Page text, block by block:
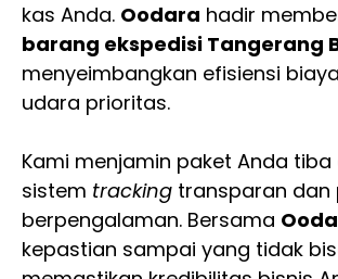
kas Anda. Oodara hadir
barang ekspedisi Tangerang
menyeimbangkan efisiensi
udara prioritas.
Kami menjamin paket Anda
sistem tracking transparan dan
berpengalaman. Bersama
kepastian sampai yang tidak